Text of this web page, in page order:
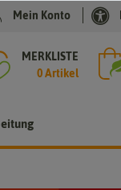
Mein Konto
MERKLISTE
0 Artikel